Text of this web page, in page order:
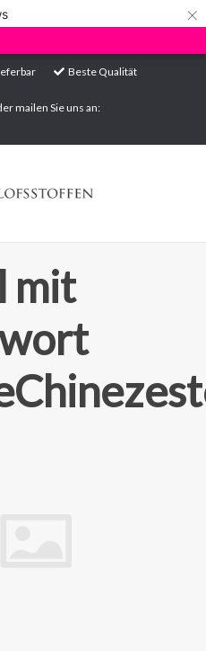
×
Beste Qualität
mailen Sie uns an:
mit